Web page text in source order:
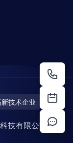
技术企业
技有限公司 版权